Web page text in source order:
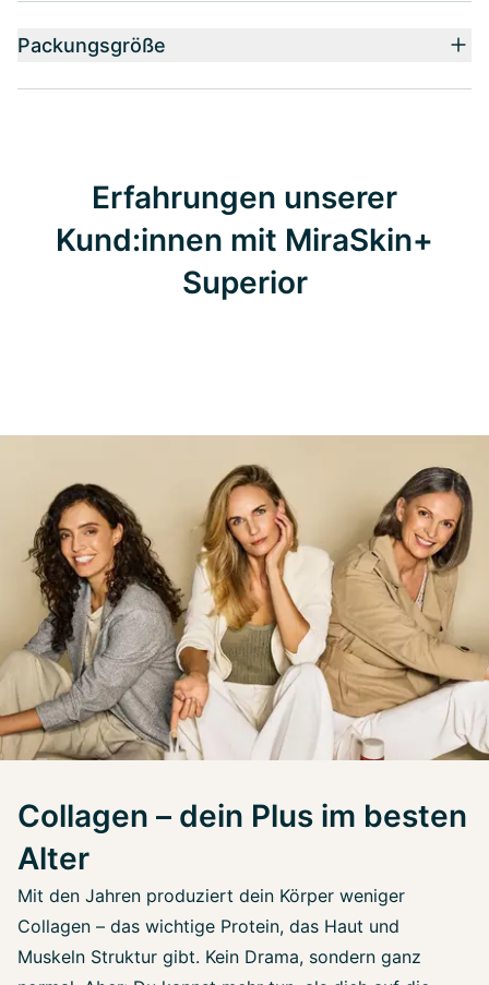
Packungsgröße
Erfahrungen unserer
Kund:innen mit MiraSkin+
Superior
Collagen – dein Plus im besten
Alter
Mit den Jahren produziert dein Körper weniger
Collagen – das wichtige Protein, das Haut und
Muskeln Struktur gibt. Kein Drama, sondern ganz